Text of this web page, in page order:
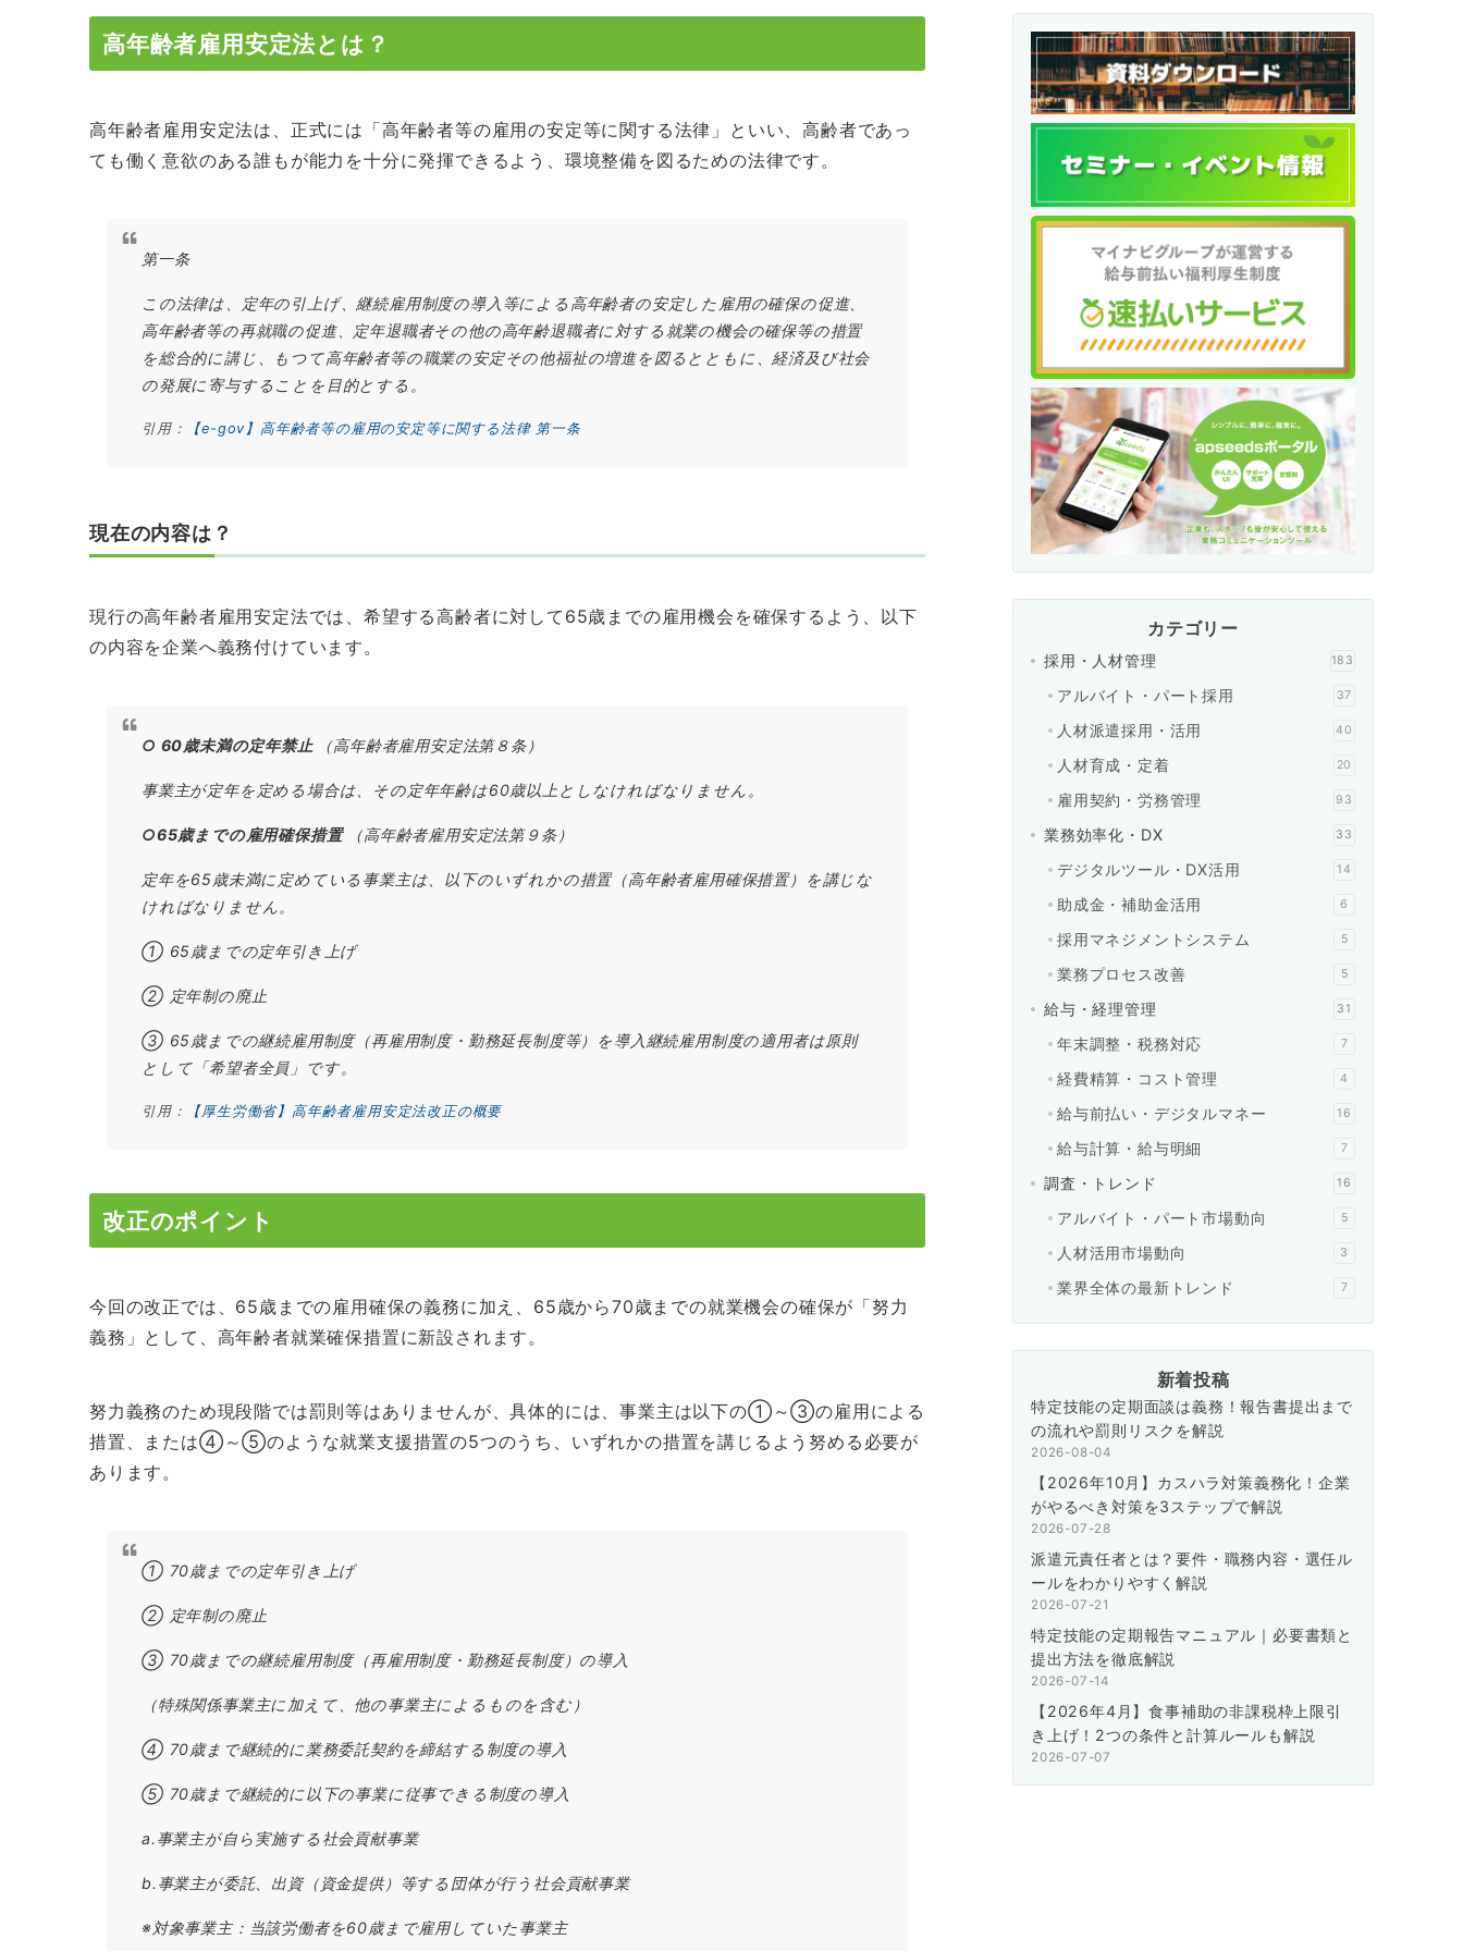
高年齢者雇用安定法とは？
高年齢者雇用安定法は、正式には「高年齢者等の雇用の安定等に関する法律」といい、高齢者であっ
ても働く意欲のある誰もが能力を十分に発揮できるよう、環境整備を図るための法律です。
第一条
この法律は、定年の引上げ、継続雇用制度の導入等による高年齢者の安定した雇用の確保の促進、
高年齢者等の再就職の促進、定年退職者その他の高年齢退職者に対する就業の機会の確保等の措置
を総合的に講じ、もつて高年齢者等の職業の安定その他福祉の増進を図るとともに、経済及び社会
の発展に寄与することを目的とする。
引用： 【e-gov】高年齢者等の雇用の安定等に関する法律 第一条
現在の内容は？
現行の高年齢者雇用安定法では、希望する高齢者に対して65歳までの雇用機会を確保するよう、以下
の内容を企業へ義務付けています。
○ 60歳未満の定年禁止 （高年齢者雇用安定法第８条）
事業主が定年を定める場合は、その定年年齢は60歳以上としなければなりません。
○65歳までの雇用確保措置（高年齢者雇用安定法第９条）
定年を65歳未満に定めている事業主は、以下のいずれかの措置（高年齢者雇用確保措置）を講じな
ければなりません。
① 65歳までの定年引き上げ
② 定年制の廃止
③ 65歳までの継続雇用制度（再雇用制度・勤務延長制度等）を導入継続雇用制度の適用者は原則
として「希望者全員」です。
引用： 【厚生労働省】高年齢者雇用安定法改正の概要
改正のポイント
今回の改正では、65歳までの雇用確保の義務に加え、65歳から70歳までの就業機会の確保が「努力
義務」として、高年齢者就業確保措置に新設されます。
努力義務のため現段階では罰則等はありませんが、具体的には、事業主は以下の①～③の雇用による
措置、または④～⑤のような就業支援措置の5つのうち、いずれかの措置を講じるよう努める必要が
あります。
① 70歳までの定年引き上げ
② 定年制の廃止
③ 70歳までの継続雇用制度（再雇用制度・勤務延長制度）の導入
（特殊関係事業主に加えて、他の事業主によるものを含む）
④ 70歳まで継続的に業務委託契約を締結する制度の導入
⑤ 70歳まで継続的に以下の事業に従事できる制度の導入
a.事業主が自ら実施する社会貢献事業
b.事業主が委託、出資（資金提供）等する団体が行う社会貢献事業
※対象事業主：当該労働者を60歳まで雇用していた事業主
カテゴリー
採用・人材管理 183
アルバイト・パート採用 37
人材派遣採用・活用 40
人材育成・定着 20
雇用契約・労務管理 93
業務効率化・DX 33
デジタルツール・DX活用 14
助成金・補助金活用 6
採用マネジメントシステム 5
業務プロセス改善 5
給与・経理管理 31
年末調整・税務対応 7
経費精算・コスト管理 4
給与前払い・デジタルマネー 16
給与計算・給与明細 7
調査・トレンド 16
アルバイト・パート市場動向 5
人材活用市場動向 3
業界全体の最新トレンド 7
新着投稿
特定技能の定期面談は義務！報告書提出まで
の流れや罰則リスクを解説
2026-08-04
【2026年10月】カスハラ対策義務化！企業
がやるべき対策を3ステップで解説
2026-07-28
派遣元責任者とは？要件・職務内容・選任ル
ールをわかりやすく解説
2026-07-21
特定技能の定期報告マニュアル｜必要書類と
提出方法を徹底解説
2026-07-14
【2026年4月】食事補助の非課税枠上限引
き上げ！2つの条件と計算ルールも解説
2026-07-07